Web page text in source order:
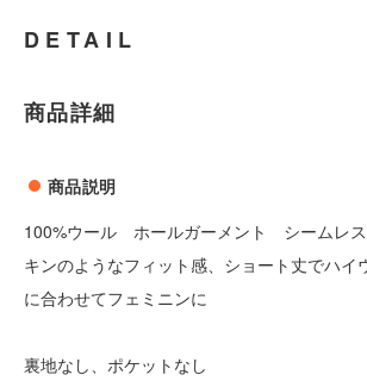
DETAIL
商品詳細
商品説明
100%ウール ホールガーメント シームレス
キンのようなフィット感、ショート丈でハイ
に合わせてフェミニンに
裏地なし、ポケットなし